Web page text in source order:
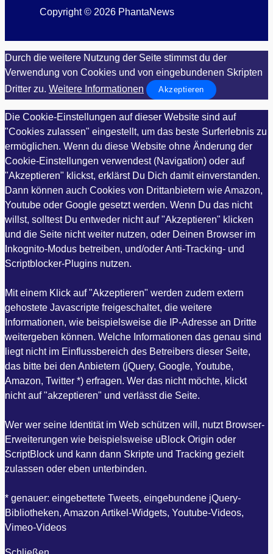
Copyright © 2026 PhantaNews
Durch die weitere Nutzung der Seite stimmst du der
Verwendung von Cookies und von eingebundenen Skripten
Dritter zu. Weitere Informationen Akzeptieren
Die Cookie-Einstellungen auf dieser Website sind auf
"Cookies zulassen" eingestellt, um das beste Surferlebnis zu
ermöglichen. Wenn du diese Website ohne Änderung der
Cookie-Einstellungen verwendest (Navigation) oder auf
"Akzeptieren" klickst, erklärst Du Dich damit einverstanden.
Dann können auch Cookies von Drittanbietern wie Amazon,
Youtube oder Google gesetzt werden. Wenn Du das nicht
willst, solltest Du entweder nicht auf "Akzeptieren" klicken
und die Seite nicht weiter nutzen, oder Deinen Browser im
Inkognito-Modus betreiben, und/oder Anti-Tracking- und
Scriptblocker-Plugins nutzen.
Mit einem Klick auf "Akzeptieren" werden zudem extern
gehostete Javascripte freigeschaltet, die weitere
Informationen, wie beispielsweise die IP-Adresse an Dritte
weitergeben können. Welche Informationen das genau sind
liegt nicht im Einflussbereich des Betreibers dieser Seite,
das bitte bei den Anbietern (jQuery, Google, Youtube,
Amazon, Twitter *) erfragen. Wer das nicht möchte, klickt
nicht auf "akzeptieren" und verlässt die Seite.
Wer wer seine Identität im Web schützen will, nutzt Browser-
Erweiterungen wie beispielsweise uBlock Origin oder
ScriptBlock und kann dann Skripte und Tracking gezielt
zulassen oder eben unterbinden.
* genauer: eingebettete Tweets, eingebundene jQuery-
Bibliotheken, Amazon Artikel-Widgets, Youtube-Videos,
Vimeo-Videos